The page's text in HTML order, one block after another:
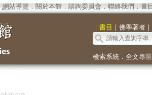
網站導覽 ． 關於本館． 諮詢委員會． 聯絡我們 ． 書
｜ 書目 ｜ 佛學著者｜
檢索系統． 全文專區